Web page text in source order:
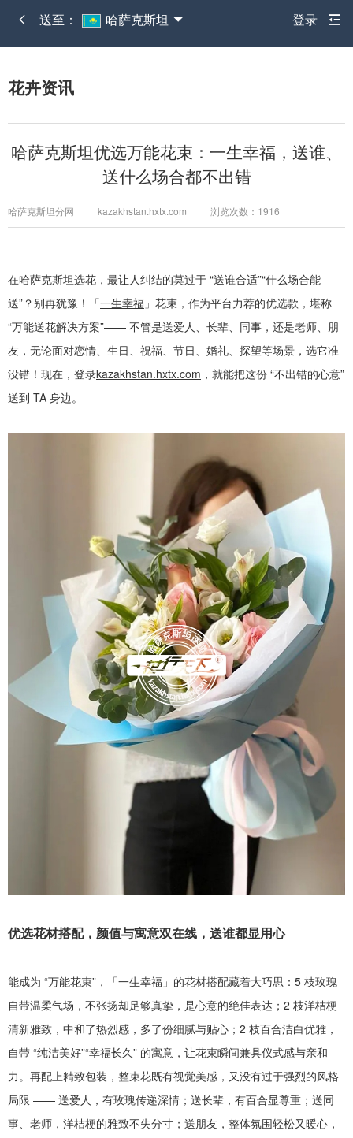
送至： 哈萨克斯坦 登录
花卉资讯
哈萨克斯坦优选万能花束：一生幸福，送谁、
送什么场合都不出错
哈萨克斯坦分网 kazakhstan.hxtx.com 浏览次数：1916
在哈萨克斯坦选花，最让人纠结的莫过于 “送谁合适”“什么场合能
送” ？别再犹豫！「一生幸福 」花束，作为平台力荐的优选款，堪称
“万能送花解决方案”—— 不管是送爱人、长辈、同事，还是老师、朋
友，无论面对恋情、生日、祝福、节日、婚礼、探望等场景，选它准
没错！现在，登录kazakhstan.hxtx.com ，就能把这份 “不出错的心意”
送到 TA 身边。
优选花材搭配，颜值与寓意双在线，送谁都显用心
能成为 “万能花束” ，「一生幸福 」的花材搭配藏着大巧思： 5 枝玫瑰
自带温柔气场，不张扬却足够真挚，是心意的绝佳表达； 2 枝洋桔梗
清新雅致，中和了热烈感，多了份细腻与贴心； 2 枝百合洁白优雅，
自带 “纯洁美好”“幸福长久” 的寓意，让花束瞬间兼具仪式感与亲和
力。再配上精致包装，整束花既有视觉美感，又没有过于强烈的风格
局限 —— 送爱人，有玫瑰传递深情；送长辈，有百合显尊重；送同
事、老师，洋桔梗的雅致不失分寸；送朋友，整体氛围轻松又暖心，